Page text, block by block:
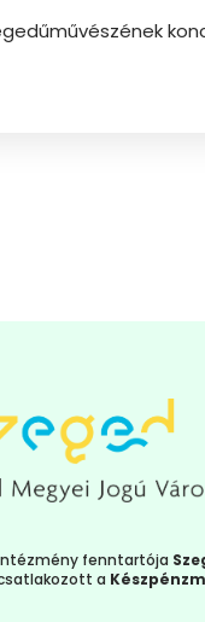
fenntartója
a